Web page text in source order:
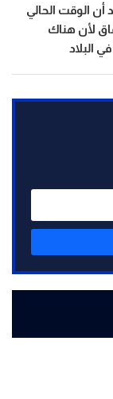
أن الوقت الحالي
لأن هناك
البلاد